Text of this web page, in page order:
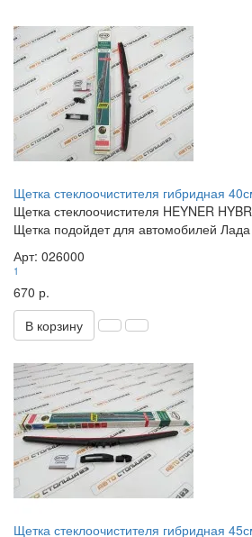
Щетка стеклоочистителя гибридная
Щетка стеклоочистителя HEYNER
Щетка подойдет для автомобилей
Арт: 026000
1
670 р.
В корзину
Щетка стеклоочистителя гибридная